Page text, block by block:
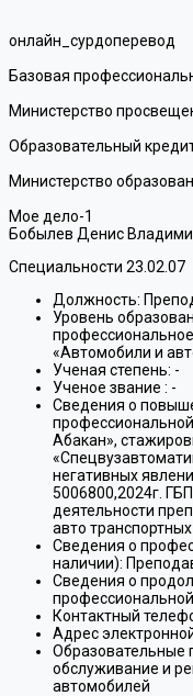
онлайн_сурдоперевод
Базовая
Министерство
Образовательный
Министерство
Мое дело-1
Бобылев Денис
Специальности 23.02.07
Должность:
Уровень
«Автомобили и
Ученая степень: -
Ученое звание : -
Сведения о
Абакан»,
негативных
5006800,2024г.
деятельности
авто
Сведения о
наличии):
Сведения о
Контактный
Адрес
Образовательные
обслуживание и
автомобилей